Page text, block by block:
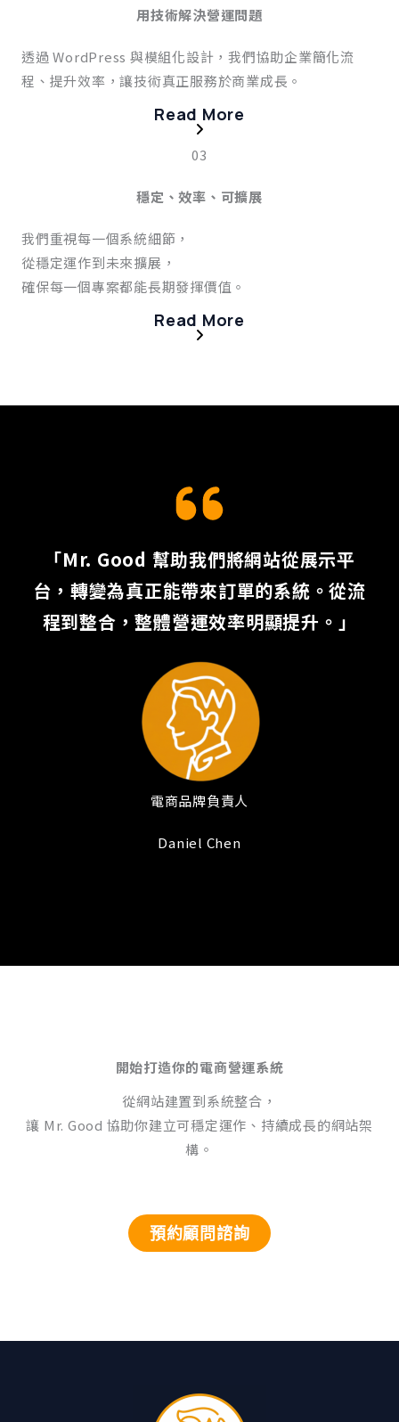
用技術解決營運問題
透過 WordPress 與模組化設計，我們協助企業簡化流
程、提升效率，讓技術真正服務於商業成長。
Read More
03
穩定、效率、可擴展
我們重視每一個系統細節，
從穩定運作到未來擴展，
確保每一個專案都能長期發揮價值。
Read More
「Mr. Good 幫助我們將網站從展示平
台，轉變為真正能帶來訂單的系統。從流
程到整合，整體營運效率明顯提升。」
電商品牌負責人
Daniel Chen
開始打造你的電商營運系統
從網站建置到系統整合，
讓 Mr. Good 協助你建立可穩定運作、持續成長的網站架
構。
預約顧問諮詢